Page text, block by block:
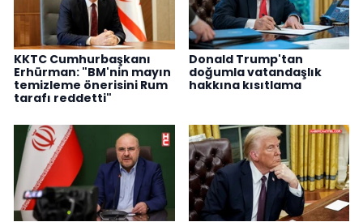
KKTC Cumhurbaşkanı
Erhürman: "BM'nin mayın
temizleme önerisini Rum
tarafı reddetti"
Donald Trump'tan
doğumla vatandaşlık
hakkına kısıtlama